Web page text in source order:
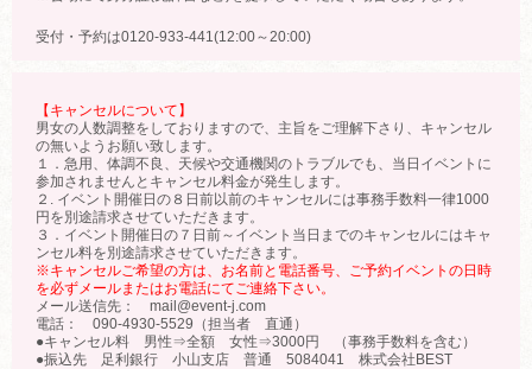
受付・予約は0120-933-441(12:00～20:00)
【キャンセルについて】
男女の人数調整をしておりますので、主旨をご理解下さり、キャンセル
の無いようお願い致します。
１．急用、体調不良、天候や交通機関のトラブルでも、当日イベントに
参加されませんとキャンセル料金が発生します。
２. イベント開催日の８日前以前のキャンセルには事務手数料一律1000
円を別途請求させていただきます。
３．イベント開催日の７日前～イベント当日までのキャンセルにはキャ
ンセル料を別途請求させていただきます。
※キャンセルご希望の方は、お名前と電話番号、ご予約イベントの日時
を必ずメールまたはお電話にてご連絡下さい。
メール送信先： mail@event-j.com
電話： 090-4930-5529（担当者 直通）
●キャンセル料 男性⇒全額 女性⇒3000円 （事務手数料を含む）
●振込先 足利銀行 小山支店 普通 5084041 株式会社BEST